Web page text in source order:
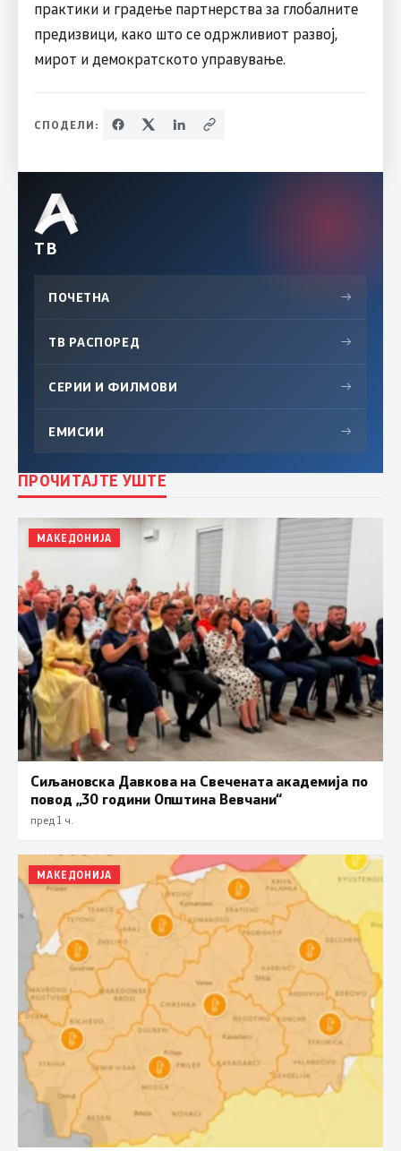
практики и градење партнерства за глобалните
предизвици, како што се одржливиот развој,
мирот и демократското управување.
СПОДЕЛИ:
ТВ
ПОЧЕТНА →
ТВ РАСПОРЕД →
СЕРИИ И ФИЛМОВИ →
ЕМИСИИ →
ПРОЧИТАЈТЕ УШТЕ
МАКЕДОНИЈА
Сиљановска Давкова на Свечената академија по
повод „30 години Општина Вевчани“
пред 1 ч.
МАКЕДОНИЈА